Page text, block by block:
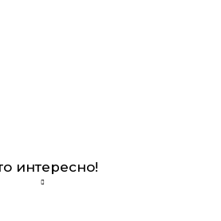
интересно!